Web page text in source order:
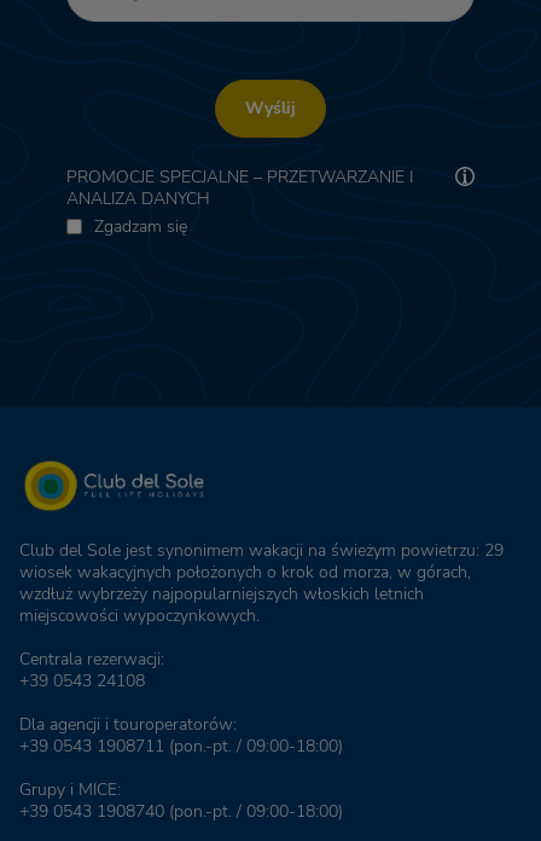
Wyślij
PROMOCJE SPECJALNE – PRZETWARZANIE I
ANALIZA DANYCH
Zgadzam się
Club del Sole jest synonimem wakacji na świeżym powietrzu: 29
wiosek wakacyjnych położonych o krok od morza, w górach,
wzdłuż wybrzeży najpopularniejszych włoskich letnich
miejscowości wypoczynkowych.
Centrala rezerwacji:
+39 0543 24108
Dla agencji i touroperatorów:
+39 0543 1908711 (pon.-pt. / 09:00-18:00)
Grupy i MICE:
+39 0543 1908740 (pon.-pt. / 09:00-18:00)